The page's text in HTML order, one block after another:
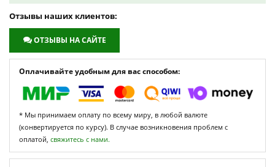
Отзывы наших клиентов:
ОТЗЫВЫ НА САЙТЕ
Оплачивайте удобным для вас способом:
* Мы принимаем оплату по всему миру, в любой валюте
(конвертируется по курсу). В случае возникновения проблем с
оплатой, свяжитесь с нами.